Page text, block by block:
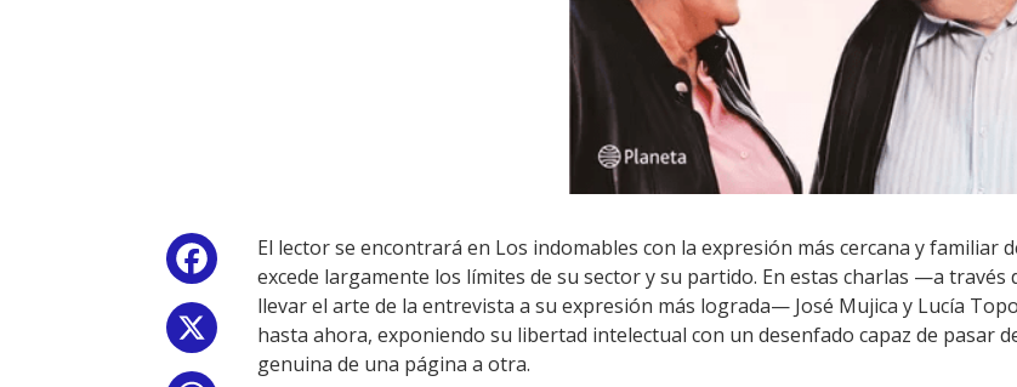
Facebook
El lector se encontrará en Los indomables con la expresión más cercana y familiar
excede largamente los límites de su sector y su partido. En estas charlas —a través
llevar el arte de la entrevista a su expresión más lograda— José Mujica y Lucía
hasta ahora, exponiendo su libertad intelectual con un desenfado capaz de pasar
genuina de una página a otra.